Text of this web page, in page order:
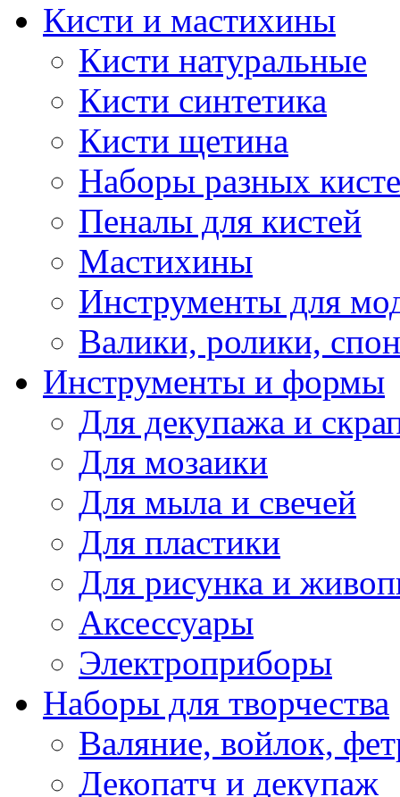
Кисти и мастихины
Кисти натуральные
Кисти синтетика
Кисти щетина
Наборы разных
Пеналы для кистей
Мастихины
Инструменты для
Валики, ролики,
Инструменты и формы
Для декупажа и
Для мозаики
Для мыла и свечей
Для пластики
Для рисунка и
Аксессуары
Электроприборы
Наборы для творчества
Валяние, войлок,
Декопатч и декупаж